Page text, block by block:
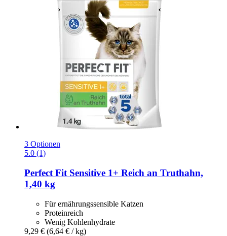
3 Optionen
5.0 (1)
Perfect Fit Sensitive 1+ Reich an Truthahn,
1,40 kg
Für ernährungssensible Katzen
Proteinreich
Wenig Kohlenhydrate
9,29 € (6,64 € / kg)